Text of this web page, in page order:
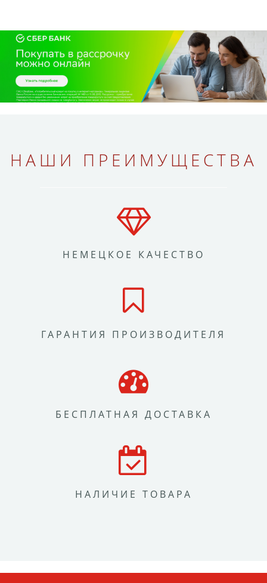
НАШИ ПРЕИМУЩЕСТВА
НЕМЕЦКОЕ КАЧЕСТВО
ГАРАНТИЯ ПРОИЗВОДИТЕЛЯ
БЕСПЛАТНАЯ ДОСТАВКА
НАЛИЧИЕ ТОВАРА